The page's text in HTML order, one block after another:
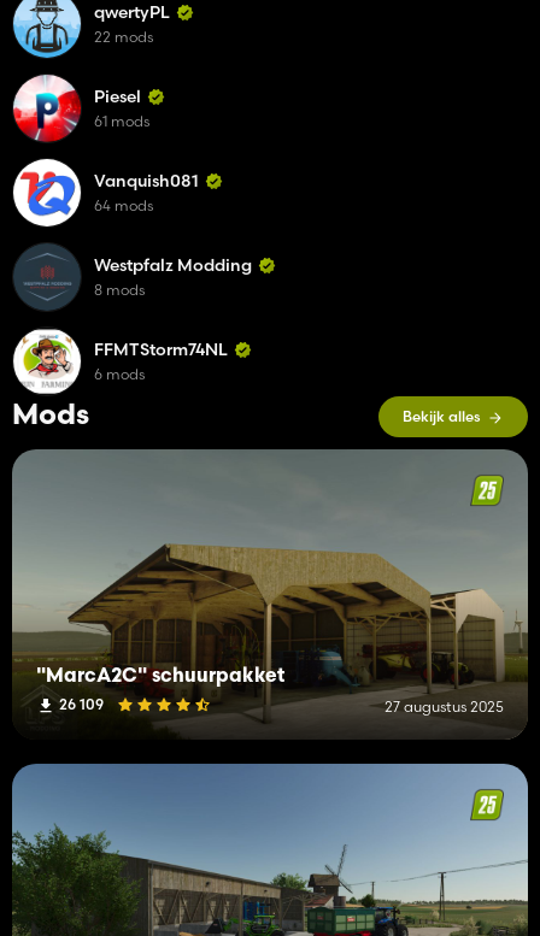
Mods Bekijk alles
"MarcA2C" schuurpakket
26 109 27 augustus 2025
qwertyPL
22 mods
Piesel
61 mods
Vanquish081
64 mods
Westpfalz Modding
8 mods
FFMTStorm74NL
6 mods